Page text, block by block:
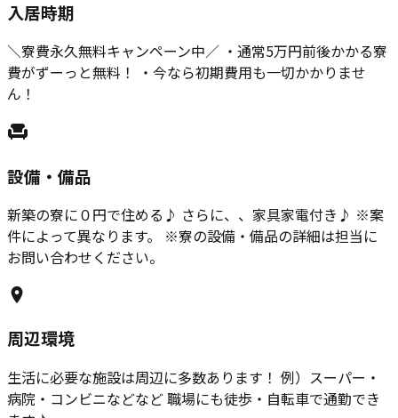
入居時期
＼寮費永久無料キャンペーン中／ ・通常5万円前後かかる寮
費がずーっと無料！ ・今なら初期費用も一切かかりませ
ん！
設備・備品
新築の寮に０円で住める♪ さらに、、家具家電付き♪ ※案
件によって異なります。 ※寮の設備・備品の詳細は担当に
お問い合わせください。
周辺環境
生活に必要な施設は周辺に多数あります！ 例）スーパー・
病院・コンビニなどなど 職場にも徒歩・自転車で通勤でき